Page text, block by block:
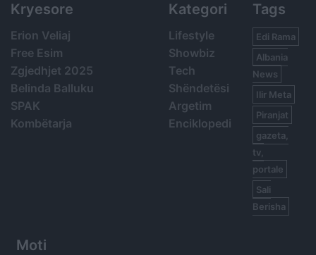
Kryesore
Erion Veliaj
Free Esim
Zgjedhjet 2025
Belinda Balluku
SPAK
Kombëtarja
Kategori
Lifestyle
Showbiz
Tech
Shëndetësi
Argetim
Enciklopedi
Tags
Edi Rama
Albania
News
Ilir Meta
Piranjat
gazeta,
tv,
portale
Sali
Berisha
Moti